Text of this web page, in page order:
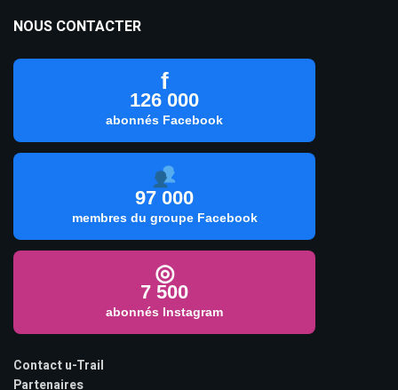
NOUS CONTACTER
f
126 000
abonnés Facebook
97 000
membres du groupe Facebook
◎
7 500
abonnés Instagram
Contact u-Trail
Partenaires